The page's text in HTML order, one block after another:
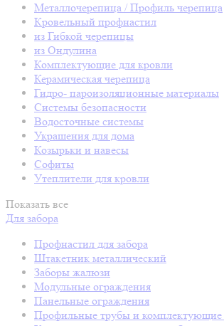
Металлочерепица / Профиль черепица
Кровельный профнастил
из Гибкой черепицы
из Ондулина
Комплектующие для кровли
Керамическая черепица
Гидро- пароизоляционные материалы
Системы безопасности
Водосточные системы
Украшения для дома
Козырьки и навесы
Софиты
Утеплители для кровли
Показать все
Для забора
Профнастил для забора
Штакетник металлический
Заборы жалюзи
Модульные ограждения
Панельные ограждения
Профильные трубы и комплектующие